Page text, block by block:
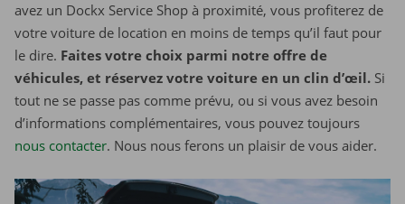
avez un Dockx Service Shop à proximité, vous profiterez de
votre voiture de location en moins de temps qu’il faut pour
le dire. Faites votre choix parmi notre offre de
véhicules, et réservez votre voiture en un clin d’œil. Si
tout ne se passe pas comme prévu, ou si vous avez besoin
d’informations complémentaires, vous pouvez toujours
nous contacter. Nous nous ferons un plaisir de vous aider.